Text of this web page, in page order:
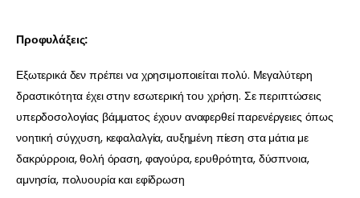
Προφυλάξεις:
Εξωτερικά δεν πρέπει να χρησιμοποιείται πολύ. Μεγαλύτερη
δραστικότητα έχει στην εσωτερική του χρήση. Σε περιπτώσεις
υπερδοσολογίας βάμματος έχουν αναφερθεί παρενέργειες όπως
νοητική σύγχυση, κεφαλαλγία, αυξημένη πίεση στα μάτια με
δακρύρροια, θολή όραση, φαγούρα, ερυθρότητα, δύσπνοια,
αμνησία, πολυουρία και εφίδρωση